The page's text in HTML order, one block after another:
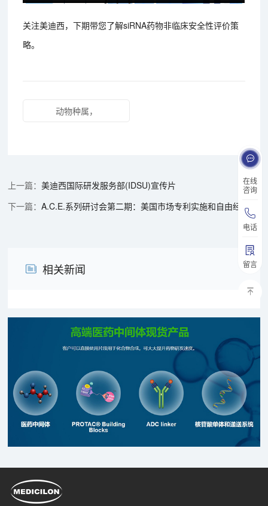
在线
咨询
电话
留言
关注美迪西，下期带您了解siRNA药物非临床安全性评价策
略。
动物种属，
美迪西国际研发服务部(IDSU)宣传片
A.C.E.系列研讨会第二期：美国市场专利实施和自由经营许可
相关新闻